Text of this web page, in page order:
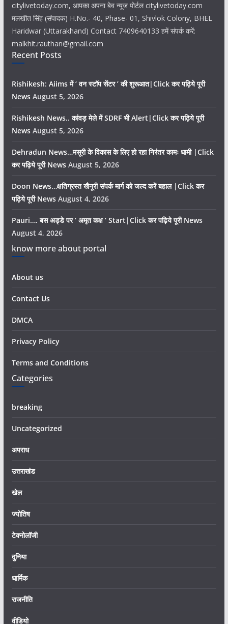
citylivetoday.com, आपका अपना बेव न्यूज पोर्टल citylivetoday.com
मलखीत सिंह (संपादक) H.No.- 40, Phase- 01, Shivlok Colony, BHEL
Haridwar (Uttarakhand) Contact 7409640133 हमें संपर्क करें:
malkhit.rauthan@gmail.com
Recent Posts
Rishikesh: Aiims में ‘ वन स्टॉप सेंटर ’ की शुरूआत|Click कर पढ़िये पूरी
News August 5, 2026
Rishikesh News.. कांवड़ मेले में SDRF भी Alert|Click कर पढ़िये पूरी
News August 5, 2026
Dehradun News…मसूरी के विकास के लिए हो रहा निरंतर कामः धामी |Click
कर पढ़िये पूरी News August 5, 2026
Doon News…क्षतिग्रस्त खैनूरी संपर्क मार्ग को जल्द करें बहाल |Click कर
पढ़िये पूरी News August 4, 2026
Pauri…. बस अड्डे पर ’ अमृत कक्ष ’ Start|Click कर पढ़िये पूरी News
August 4, 2026
know more about portal
About us
Contact Us
DMCA
Privacy Policy
Terms and Conditions
Categories
breaking
Uncategorized
अपराध
उत्तराखंड
खेल
ज्योतिष
टेक्नोलॉजी
दुनिया
धार्मिक
राजनीति
वीडियो